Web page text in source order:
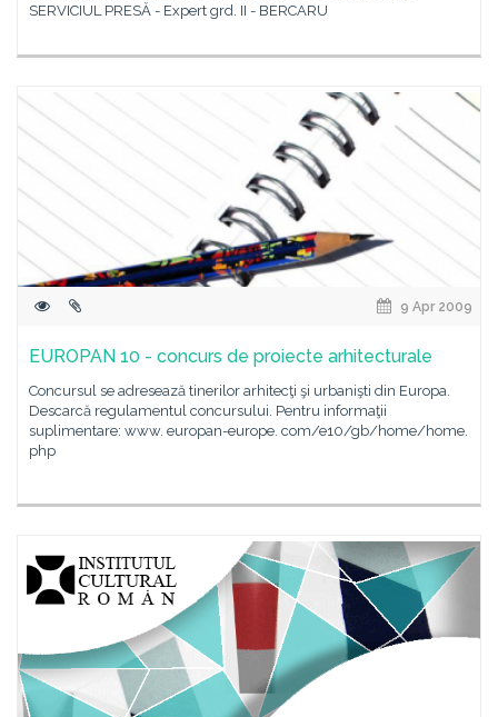
SERVICIUL PRESĂ - Expert grd. II - BERCARU
9 Apr 2009
EUROPAN 10 - concurs de proiecte arhitecturale
Concursul se adresează tinerilor arhitecţi şi urbanişti din Europa.
Descarcă regulamentul concursului. Pentru informaţii
suplimentare: www. europan-europe. com/e10/gb/home/home.
php